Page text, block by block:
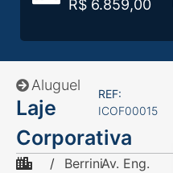
R$ 6.859,00
Aluguel
Laje
Corporativa
REF:
ICOF00015
/
BerriniAv. Eng.